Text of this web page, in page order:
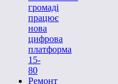
громаді
працює
нова
цифрова
платформа
15-
80
Ремонт